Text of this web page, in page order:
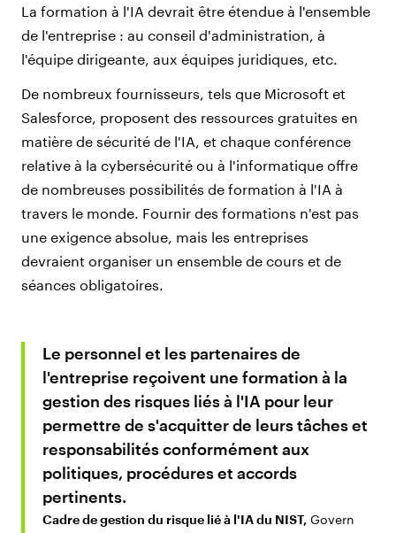
La formation à l'IA devrait être étendue à l'ensemble
de l'entreprise : au conseil d'administration, à
l'équipe dirigeante, aux équipes juridiques, etc.
De nombreux fournisseurs, tels que Microsoft et
Salesforce, proposent des ressources gratuites en
matière de sécurité de l'IA, et chaque conférence
relative à la cybersécurité ou à l'informatique offre
de nombreuses possibilités de formation à l'IA à
travers le monde. Fournir des formations n'est pas
une exigence absolue, mais les entreprises
devraient organiser un ensemble de cours et de
séances obligatoires.
Le personnel et les partenaires de
l'entreprise reçoivent une formation à la
gestion des risques liés à l'IA pour leur
permettre de s'acquitter de leurs tâches et
responsabilités conformément aux
politiques, procédures et accords
pertinents.
Cadre de gestion du risque lié à l'IA du NIST, Govern